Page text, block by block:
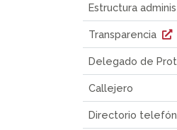
Estructura
Transparencia
Delegado de
Callejero
Directorio